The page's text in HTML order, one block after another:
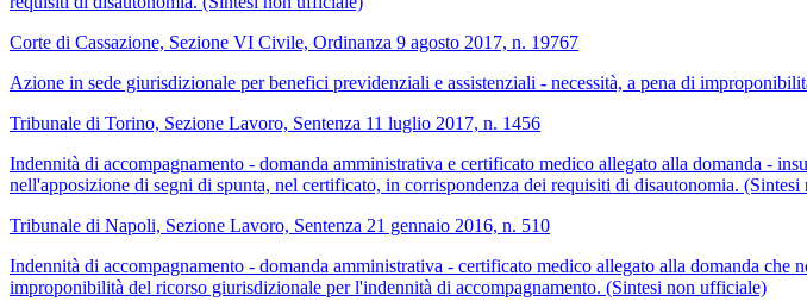
Corte di Cassazione, Sezione VI Civile, Ordinanza 9 agosto 2017, n. 19767
Azione in sede giurisdizionale per benefici previdenziali e assistenziali - necessità, a pena di
Tribunale di Torino, Sezione Lavoro, Sentenza 11 luglio 2017, n. 1456
Indennità di accompagnamento - domanda amministrativa e certificato medico allegato alla domanda -
nell'apposizione di segni di spunta, nel certificato, in corrispondenza dei requisiti di disautonomia.
Tribunale di Napoli, Sezione Lavoro, Sentenza 21 gennaio 2016, n. 510
Indennità di accompagnamento - domanda amministrativa - certificato medico allegato alla domanda
improponibilità del ricorso giurisdizionale per l'indennità di accompagnamento. (Sintesi non ufficiale)